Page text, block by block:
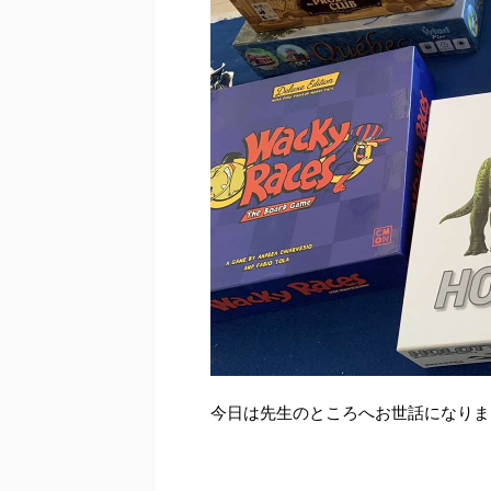
今日は先生のところへお世話になり